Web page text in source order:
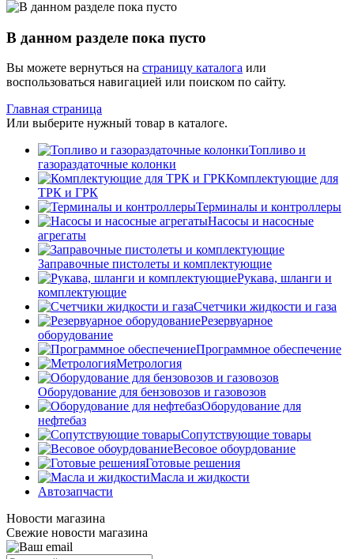
В данном разделе пока пусто
Вы можете вернуться на страницу каталога или
воспользоваться навигацией или поиском по сайту.
Главная страница
Или выберите нужный товар в каталоге.
Топливо и
газораздаточные колонки
Комплектующие для
ТРК и ГРК
Терминалы и контроллеры
Насосы и насосные
агрегаты
Заправочные пистолеты и комплектующие
Рукава, шланги и
комплектующие
Счетчики жидкости и газа
Резервуарное
оборудование
Программное обеспечение
Метрология
Оборудование для бензовозов и газовозов
Оборудование для
нефтебаз
Сопутствующие товары
Весовое обоурдование
Готовые решения
Масла и жидкости
Автозапчасти
Новости магазина
Свежие новости магазина